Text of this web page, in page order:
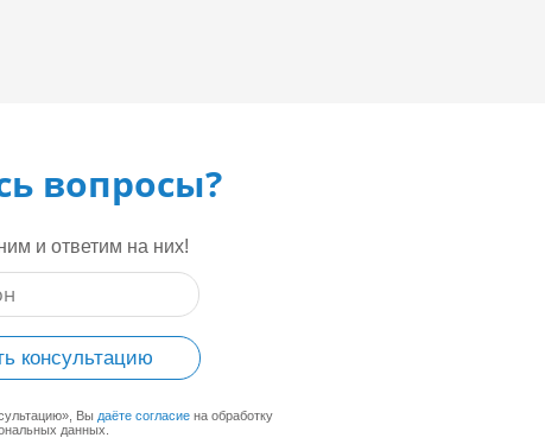
вопросы?
и ответим на них!
консультацию
Вы даёте согласие на обработку
данных.